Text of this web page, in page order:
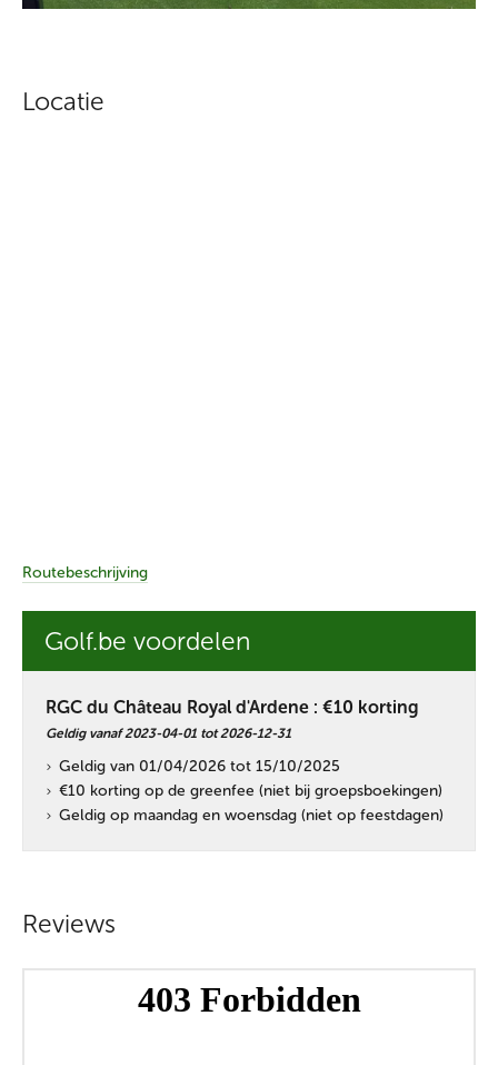
Locatie
Routebeschrijving
Golf.be voordelen
RGC du Château Royal d'Ardene : €10 korting
Geldig vanaf2023-04-01 tot 2026-12-31
Geldig van 01/04/2026 tot 15/10/2025
€10 korting op de greenfee (niet bij groepsboekingen)
Geldig op maandag en woensdag (niet op feestdagen)
Reviews